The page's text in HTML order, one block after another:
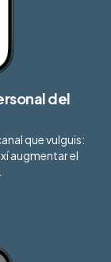
del
que vulguis:
augmentar el